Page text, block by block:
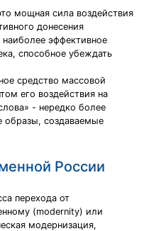
мощная сила воздействия
донесения
эффективное
способное убеждать
средство массовой
его воздействия на
- нередко более
образы, создаваемые
России
перехода от
(modernity) или
модернизация,